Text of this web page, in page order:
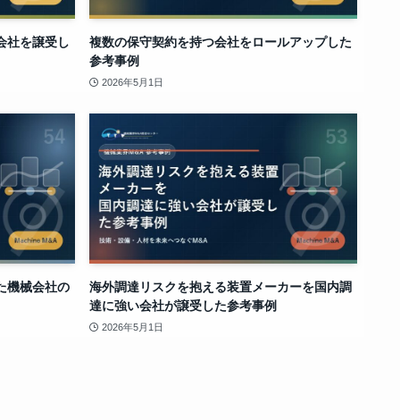
社を譲受し
複数の保守契約を持つ会社をロールアップした
参考事例
2026年5月1日
機械会社の
海外調達リスクを抱える装置メーカーを国内調
達に強い会社が譲受した参考事例
2026年5月1日